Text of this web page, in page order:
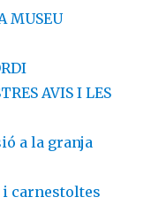
MUSEU
AVIS I LES
a la granja
carnestoltes